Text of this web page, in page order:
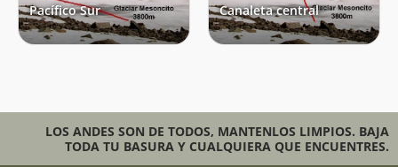
Pacífico Sur Canaleta central
LOS ANDES SON DE TODOS, MANTENLOS LIMPIOS. BAJA
TODA TU BASURA Y CUALQUIERA QUE ENCUENTRES.